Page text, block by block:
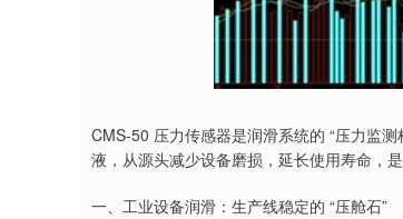
CMS-50 压力传感器是润滑系统的 “压力监
液，从源头减少设备磨损，延长使用寿命，
一、工业设备润滑：生产线稳定的 “压舱石”